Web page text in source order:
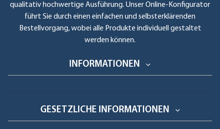
qualitativ hochwertige Ausführung. Unser Online-Konfigurator
führt Sie durch einen einfachen und selbsterklärenden
Bestellvorgang, wobei alle Produkte individuell gestaltet
werden können.
INFORMATIONEN
GESETZLICHE INFORMATIONEN